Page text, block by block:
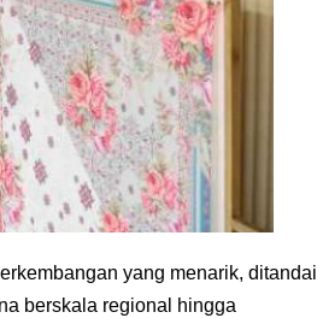
yang menarik, ditandai
berskala regional hingga